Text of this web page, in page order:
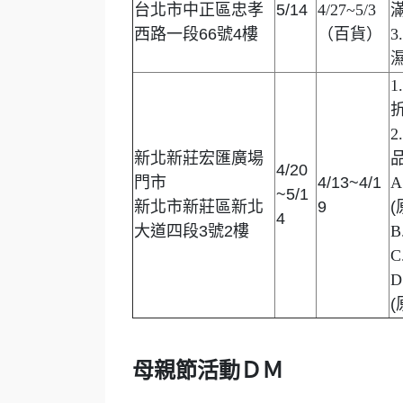
台北市中正區忠孝
西路一段66號4樓
5/14 4/27~5/3
（百貨）
新北新莊宏匯廣場
門市
新北市新莊區新北
大道四段3號2樓
4/20
~5/1
4
4/13~4/1
9
(
(
母親節活動ＤＭ